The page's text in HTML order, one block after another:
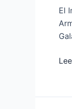
El
del